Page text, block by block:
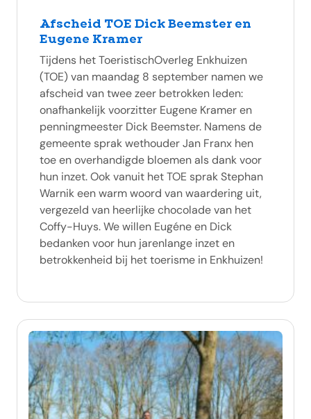
Afscheid TOE Dick Beemster en
Eugene Kramer
Tijdens het ToeristischOverleg Enkhuizen
(TOE) van maandag 8 september namen we
afscheid van twee zeer betrokken leden:
onafhankelijk voorzitter Eugene Kramer en
penningmeester Dick Beemster. Namens de
gemeente sprak wethouder Jan Franx hen
toe en overhandigde bloemen als dank voor
hun inzet. Ook vanuit het TOE sprak Stephan
Warnik een warm woord van waardering uit,
vergezeld van heerlijke chocolade van het
Coffy-Huys. We willen Eugéne en Dick
bedanken voor hun jarenlange inzet en
betrokkenheid bij het toerisme in Enkhuizen!